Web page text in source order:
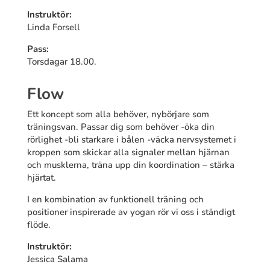
Instruktör:
Linda Forsell
Pass:
Torsdagar 18.00.
Flow
Ett koncept som alla behöver, nybörjare som
träningsvan. Passar dig som behöver -öka din
rörlighet -bli starkare i bålen -väcka nervsystemet i
kroppen som skickar alla signaler mellan hjärnan
och musklerna, träna upp din koordination – stärka
hjärtat.
I en kombination av funktionell träning och
positioner inspirerade av yogan rör vi oss i ständigt
flöde.
Instruktör:
Jessica Salama